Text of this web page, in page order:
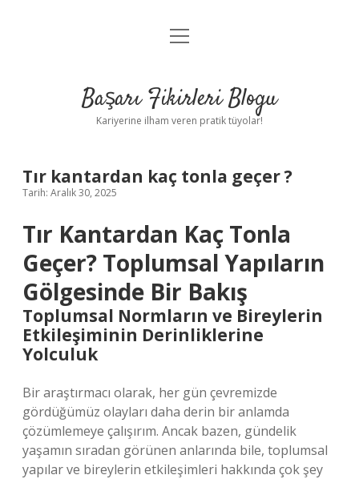
Anasayfa
Yasal Uyarı
menüyü
Başarı Fikirleri Blogu
Kariyerine ilham veren pratik tüyolar!
Tır kantardan kaç tonla geçer ?
Tarih: Aralık 30, 2025
Tır Kantardan Kaç Tonla
Geçer? Toplumsal Yapıların
Gölgesinde Bir Bakış
Toplumsal Normların ve Bireylerin
Etkileşiminin Derinliklerine
Yolculuk
Bir araştırmacı olarak, her gün çevremizde
gördüğümüz olayları daha derin bir anlamda
çözümlemeye çalışırım. Ancak bazen, gündelik
yaşamın sıradan görünen anlarında bile, toplumsal
yapılar ve bireylerin etkileşimleri hakkında çok şey